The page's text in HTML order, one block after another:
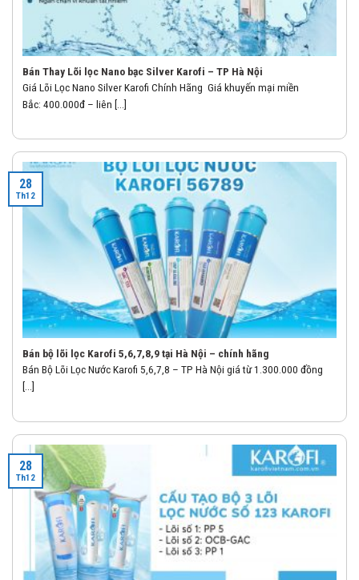
Bán Thay Lõi lọc Nano bạc Silver Karofi – TP Hà Nội
Giá Lõi Lọc Nano Silver Karofi Chính Hãng Giá khuyến mại miền
Bắc: 400.000đ – liên [...]
Bán bộ lõi lọc Karofi 5,6,7,8,9 tại Hà Nội – chính hãng
Bán Bộ Lõi Lọc Nước Karofi 5,6,7,8 – TP Hà Nội giá từ 1.300.000 đồng
[...]
28
Th12
28
Th12